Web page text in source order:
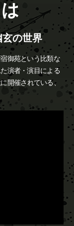
の世界
御苑という比類な
演者・演目による
開催されている、